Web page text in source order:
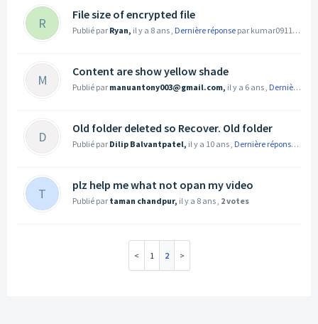
R
File size of encrypted file
Publié par Ryan, il y a 8 ans, Dernière réponse par kumar091166@gmail.com
M
Content are show yellow shade
Publié par manuantony003@gmail.com, il y a 6 ans, Dernière réponse
D
Old folder deleted so Recover. Old folder
Publié par Dilip Balvantpatel, il y a 10 ans, Dernière réponse par
T
plz help me what not opan my video
Publié par taman chandpur, il y a 8 ans, 2 votes
1 2